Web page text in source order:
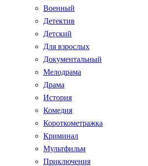
Военный
Детектив
Детский
Для взрослых
Документальный
Мелодрама
Драма
История
Комедия
Короткометражка
Криминал
Мультфильм
Приключения